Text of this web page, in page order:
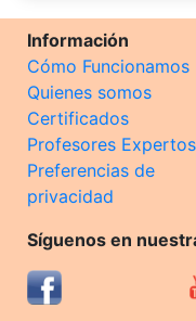
Información
Cómo Funcionamos
Quienes somos
Certificados
Profesores Expertos
Preferencias de
privacidad
Síguenos en